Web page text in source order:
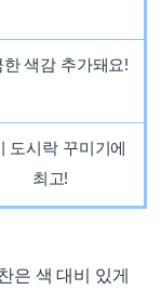
한 색감 추가돼요!
도시락 꾸미기에
최고!
은 색 대비 있게